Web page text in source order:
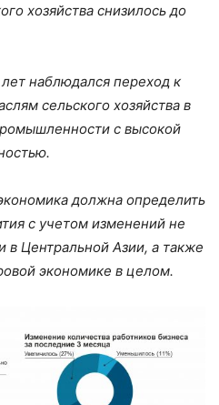
хозяйства снизилось до
лет наблюдался переход к
сельского хозяйства в
с высокой
должна определить
с учетом изменений не
в Центральной Азии, а также
экономике в целом.